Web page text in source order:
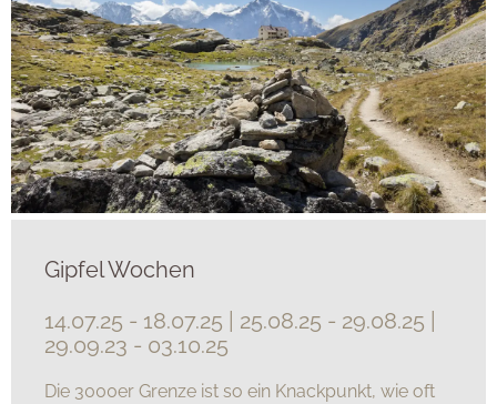
Gipfel Wochen
14.07.25 - 18.07.25 | 25.08.25 - 29.08.25 |
29.09.23 - 03.10.25
Die 3000er Grenze ist so ein Knackpunkt, wie oft